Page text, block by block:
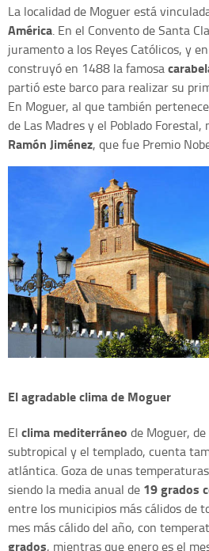
La localidad de Moguer está
América. En el Convento de Santa
juramento a los Reyes Católicos, y
construyó en 1488 la famosa
partió este barco para realizar su
En Moguer, al que también
de Las Madres y el Poblado
Ramón Jiménez, que fue Premio
El agradable clima de Moguer
El clima mediterráneo de Moguer,
subtropical y el templado, cuenta
atlántica. Goza de unas
siendo la media anual de 19 grados
entre los municipios más cálidos de
mes más cálido del año, con
grados, mientras que enero es el